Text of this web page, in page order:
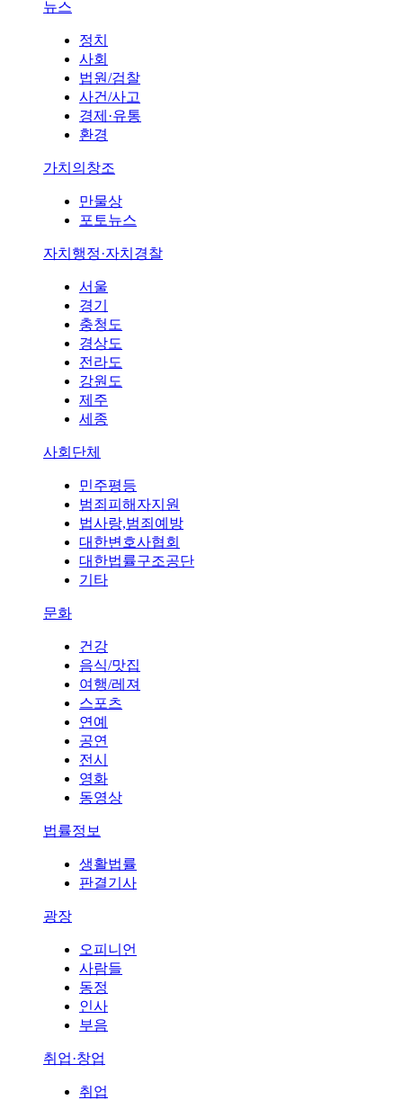
뉴스
정치
사회
법원/검찰
사건/사고
경제·유통
환경
가치의창조
만물상
포토뉴스
자치행정·자치경찰
서울
경기
충청도
경상도
전라도
강원도
제주
세종
사회단체
민주평등
범죄피해자지원
법사랑,범죄예방
대한변호사협회
대한법률구조공단
기타
문화
건강
음식/맛집
여행/레져
스포츠
연예
공연
전시
영화
동영상
법률정보
생활법률
판결기사
광장
오피니언
사람들
동정
인사
부음
취업·창업
취업